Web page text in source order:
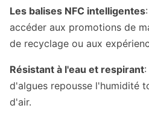
Les balises NFC intelligentes
accéder aux promotions de
de recyclage ou aux
Résistant à l'eau et respirant
d'algues repousse l'humidité
d'air.